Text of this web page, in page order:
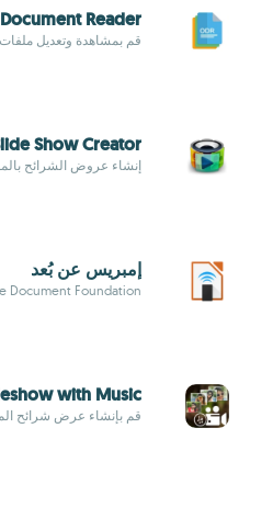
Reader
قم بمشاهدة وتعديل ملفات
Show Creator
إنشاء عروض الشرائح
إمبريس عن بُعد
Document Foundation
with Music
قم بإنشاء عرض شرائح